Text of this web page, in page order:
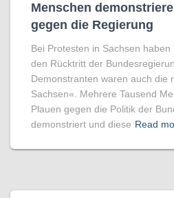
Menschen
gegen die Regierung
Bei Protesten in Sachsen
den Rücktritt der
Demonstranten waren auch die
Sachsen«. Mehrere Tausend
Plauen gegen die Politik der
demonstriert und diese Read